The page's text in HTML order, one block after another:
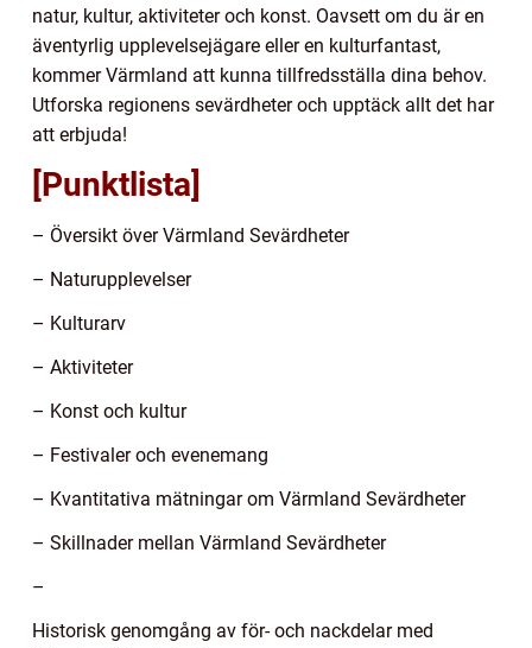
natur, kultur, aktiviteter och konst. Oavsett om du är en
äventyrlig upplevelsejägare eller en kulturfantast,
kommer Värmland att kunna tillfredsställa dina behov.
Utforska regionens sevärdheter och upptäck allt det har
att erbjuda!
[Punktlista]
– Översikt över Värmland Sevärdheter
– Naturupplevelser
– Kulturarv
– Aktiviteter
– Konst och kultur
– Festivaler och evenemang
– Kvantitativa mätningar om Värmland Sevärdheter
– Skillnader mellan Värmland Sevärdheter
–
Historisk genomgång av för- och nackdelar med